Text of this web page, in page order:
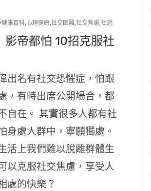
健康百科,心理健康,社交困難,社交焦慮,社恐
影帝都怕 10招克服社
出名有社交恐懼症，怕跟
，有時出席公開場合，都
自在。 其實很多人都有社
身處人群中，寧願獨處。
活上我們難以脫離群體生
以克服社交焦慮，享受人
處的快樂？